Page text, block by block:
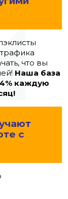
что вы
Наша база
каждую
с